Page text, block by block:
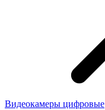
Видеокамеры цифровые